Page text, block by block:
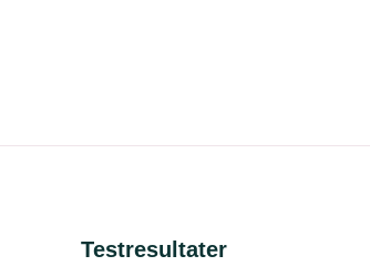
Testresultater